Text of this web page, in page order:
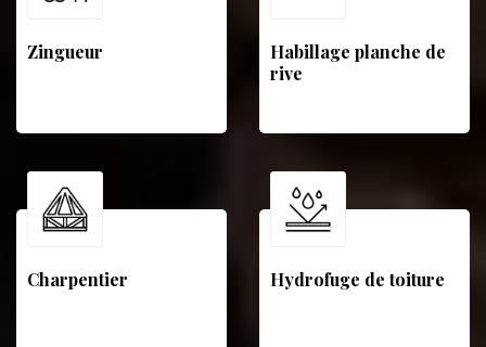
Zingueur
Habillage planche de
rive
Charpentier Hydrofuge de toiture